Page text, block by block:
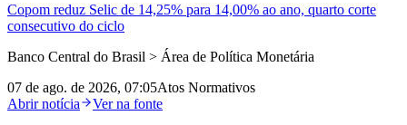
Copom reduz Selic de 14,25% para 14,00% ao ano, quarto corte
consecutivo do ciclo
Banco Central do Brasil > Área de Política Monetária
07 de ago. de 2026, 07:05Atos Normativos
Abrir notícia
Ver na fonte